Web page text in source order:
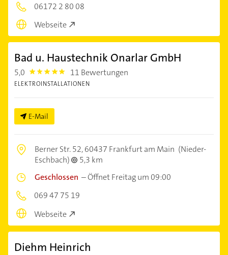
06172 2 80 08
Webseite
Bad u. Haustechnik Onarlar GmbH
5,0 5.0 11 Bewertungen
ELEKTROINSTALLATIONEN
E-Mail
Berner Str. 52,60437 Frankfurt am Main (Nieder-
Eschbach)
5,3 km
Geschlossen –Öffnet Freitag um 09:00
069 47 75 19
Webseite
Diehm Heinrich